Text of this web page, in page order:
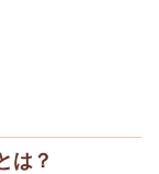
は？